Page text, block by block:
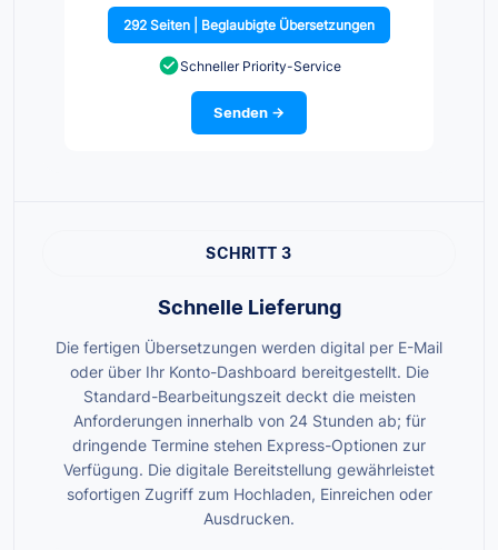
292 Seiten | Beglaubigte Übersetzungen
Schneller Priority-Service
Senden →
SCHRITT 3
Schnelle Lieferung
Die fertigen Übersetzungen werden digital per E-Mail
oder über Ihr Konto-Dashboard bereitgestellt. Die
Standard-Bearbeitungszeit deckt die meisten
Anforderungen innerhalb von 24 Stunden ab; für
dringende Termine stehen Express-Optionen zur
Verfügung. Die digitale Bereitstellung gewährleistet
sofortigen Zugriff zum Hochladen, Einreichen oder
Ausdrucken.